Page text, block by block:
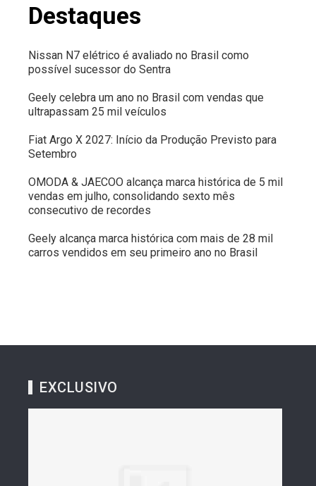
Destaques
Nissan N7 elétrico é avaliado no Brasil como
possível sucessor do Sentra
Geely celebra um ano no Brasil com vendas que
ultrapassam 25 mil veículos
Fiat Argo X 2027: Início da Produção Previsto para
Setembro
OMODA & JAECOO alcança marca histórica de 5 mil
vendas em julho, consolidando sexto mês
consecutivo de recordes
Geely alcança marca histórica com mais de 28 mil
carros vendidos em seu primeiro ano no Brasil
EXCLUSIVO